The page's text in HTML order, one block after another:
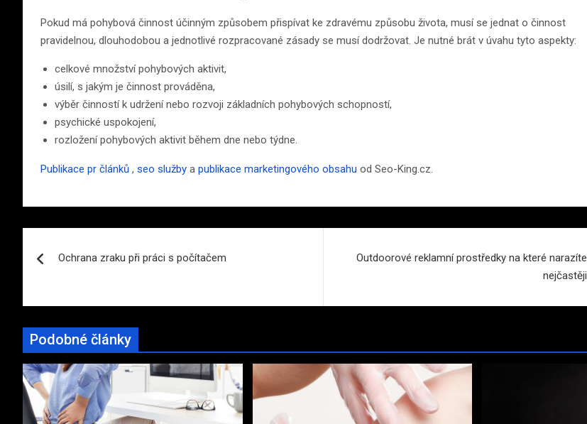
Pokud má pohybová činnost účinným způsobem přispívat ke zdravému způsobu života, musí se jednat o činnost
pravidelnou, dlouhodobou a jednotlivé rozpracované zásady se musí dodržovat. Je nutné brát v úvahu tyto aspekty:
celkové množství pohybových aktivit,
úsilí, s jakým je činnost prováděna,
výběr činností k udržení nebo rozvoji základních pohybových schopností,
psychické uspokojení,
rozložení pohybových aktivit během dne nebo týdne.
Publikace pr článků , seo služby a publikace marketingového obsahu od Seo-King.cz.
pro
příspěvek
Ochrana zraku při práci s počítačem
Outdoorové reklamní prostředky na které narazíte
nejčastěji
Podobné články